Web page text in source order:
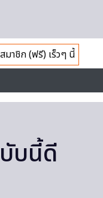
มาชิก (ฟรี) เร็วๆ นี้
บนี้ดี